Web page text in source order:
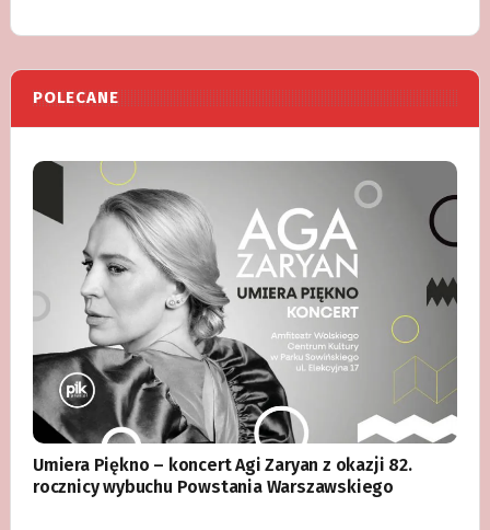
POLECANE
Umiera Piękno – koncert Agi Zaryan z okazji 82.
rocznicy wybuchu Powstania Warszawskiego